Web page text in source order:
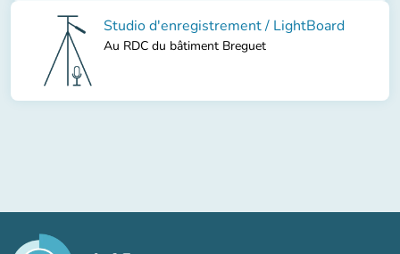
Studio d'enregistrement / LightBoard
Au RDC du bâtiment Breguet